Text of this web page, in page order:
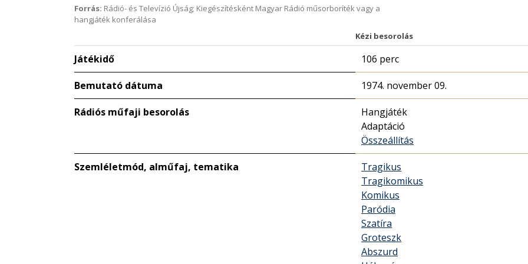
Forrás: Rádió- és Televízió Újság; Kiegészítésként Magyar Rádió műsorboríték vagy a
hangjáték konferálása
Kézi besorolás
Játékidő 106 perc
Bemutató dátuma 1974. november 09.
Rádiós műfaji besorolás
Hangjáték
Adaptáció
Összeállítás
Szemléletmód, alműfaj, tematika
Tragikus
Tragikomikus
Komikus
Paródia
Szatíra
Groteszk
Abszurd